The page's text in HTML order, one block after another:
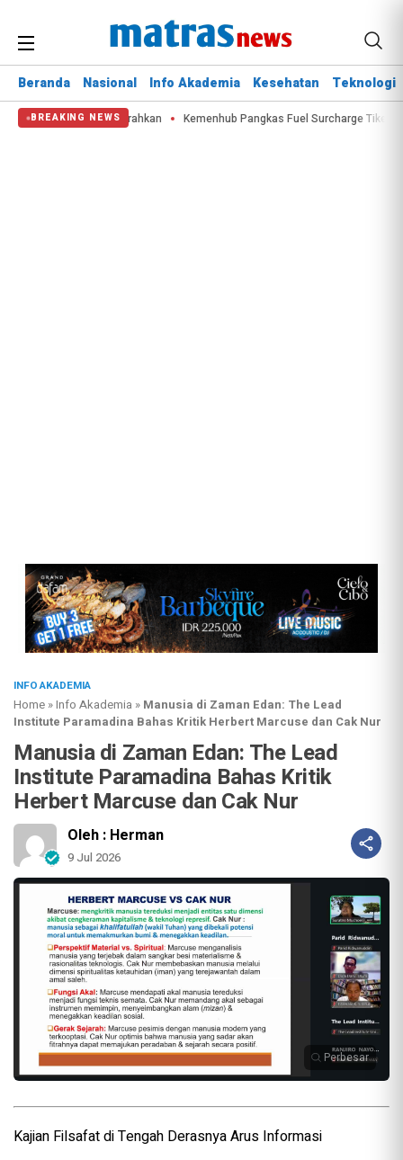
Beranda Nasional Info Akademia Kesehatan Teknologi
BREAKING NEWS
Bombing Dikerahkan Kemenhub Pangkas Fuel Surcharge Tiket
INFO AKADEMIA
Home »Info Akademia » Manusia di Zaman Edan: The Lead
Institute Paramadina Bahas Kritik Herbert Marcuse dan Cak Nur
Manusia di Zaman Edan: The Lead
Institute Paramadina Bahas Kritik
Herbert Marcuse dan Cak Nur
Oleh : Herman
9 Jul 2026
Perbesar
Kajian Filsafat di Tengah Derasnya Arus Informasi